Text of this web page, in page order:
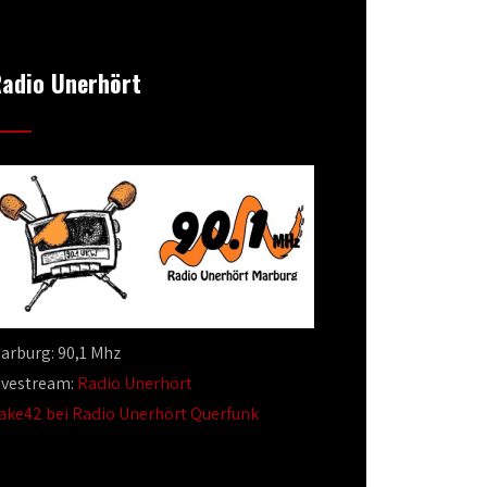
Unerhört
90,1 Mhz
Radio Unerhört
bei Radio Unerhört Querfunk